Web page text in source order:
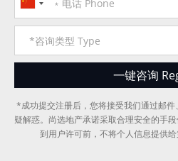
*成功提交注册后，您将接受我们通过邮
疑解惑。尚选地产承诺采取合理安全的手
到用户许可前，不将个人信息提供